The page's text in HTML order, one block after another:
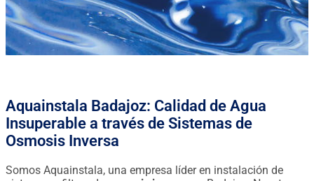
Aquainstala Badajoz: Calidad de Agua
Insuperable a través de Sistemas de
Osmosis Inversa
Somos Aquainstala, una empresa líder en instalación de